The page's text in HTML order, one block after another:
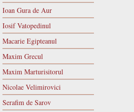
Ioan Gura de Aur
Iosif Vatopedinul
Macarie Egipteanul
Maxim Grecul
Maxim Marturisitorul
Nicolae Velimirovici
Serafim de Sarov